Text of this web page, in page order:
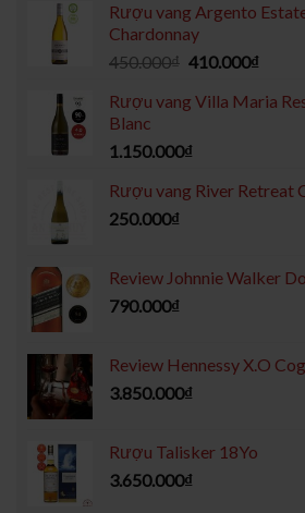
Rượu vang Argento
Chardonnay
450.000₫ 410.000₫
Rượu vang Villa Maria
Blanc
1.150.000₫
Rượu vang River Retreat
250.000₫
Review Johnnie Walker
790.000₫
Review Hennessy X.O
3.850.000₫
Rượu Talisker 18Yo
3.650.000₫